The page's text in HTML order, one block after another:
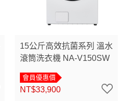
15公斤高效抗菌系列 溫水
滾筒洗衣機 NA-V150SW
會員優惠價
NT$33,900